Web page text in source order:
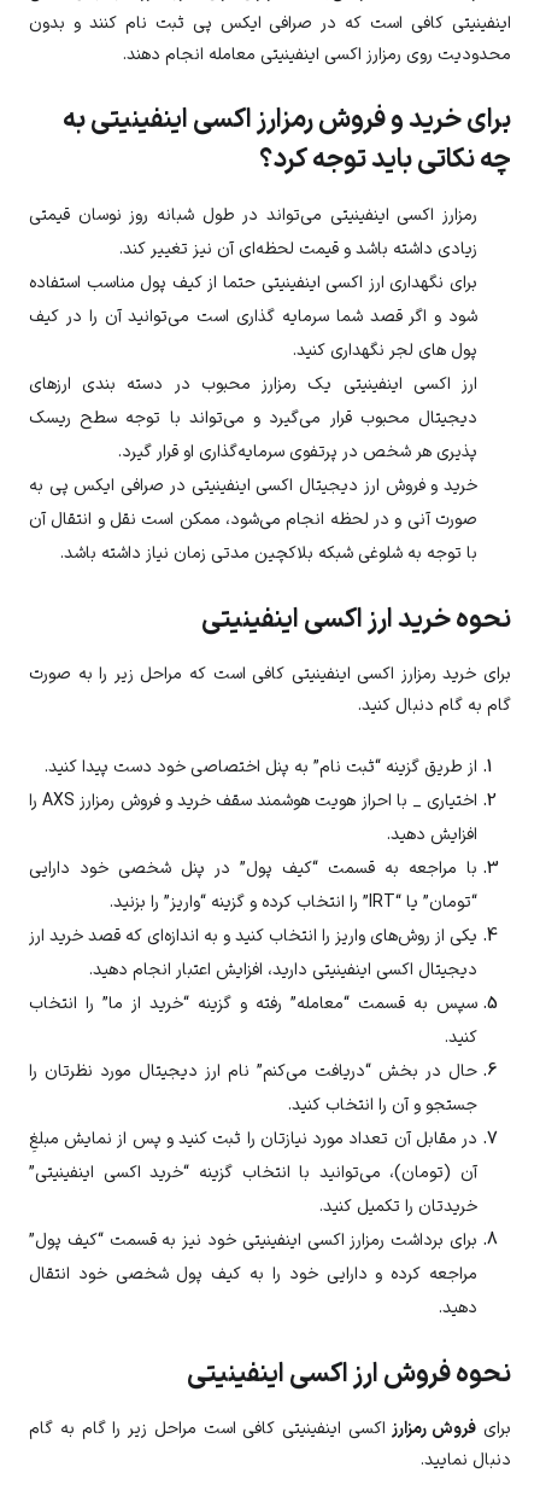
اینفینیتی کافی است که در صرافی ایکس پی ثبت نام کنند و بدون
محدودیت روی رمزارز اکسی اینفینیتی معامله انجام دهند.
برای خرید و فروش رمزارز اکسی اینفینیتی به
چه نکاتی باید توجه کرد؟
رمزارز اکسی اینفینیتی می‌تواند در طول شبانه روز نوسان قیمتی
زیادی داشته باشد و قیمت لحظه‌ای آن نیز تغییر کند.
برای نگهداری ارز اکسی اینفینیتی حتما از کیف پول مناسب استفاده
شود و اگر قصد شما سرمایه گذاری است می‌توانید آن را در کیف
پول های لجر نگهداری کنید.
ارز اکسی اینفینیتی یک رمزارز محبوب در دسته بندی ارزهای
دیجیتال محبوب قرار می‌گیرد و می‌تواند با توجه سطح ریسک
پذیری هر شخص در پرتفوی سرمایه‌گذاری او قرار گیرد.
خرید و فروش ارز دیجیتال اکسی اینفینیتی در صرافی ایکس پی به
صورت آنی و در لحظه انجام می‌شود، ممکن است نقل و انتقال آن
با توجه به شلوغی شبکه بلاکچین مدتی زمان نیاز داشته باشد.
نحوه خرید ارز اکسی اینفینیتی
برای خرید رمزارز اکسی اینفینیتی کافی است که مراحل زیر را به صورت
گام به گام دنبال کنید.
از طریق گزینه “ثبت نام” به پنل اختصاصی خود دست پیدا کنید.
اختیاری _ با احراز هویت هوشمند سقف خرید و فروش رمزارز AXSرا
افزایش دهید.
با مراجعه به قسمت “کیف پول” در پنل شخصی خود دارایی
“تومان” یا “IRT” را انتخاب کرده و گزینه “واریز” را بزنید.
یکی از روش‌های واریز را انتخاب کنید و به اندازه‌ای که قصد خرید ارز
دیجیتال اکسی اینفینیتی دارید، افزایش اعتبار انجام دهید.
سپس به قسمت “معامله” رفته و گزینه “خرید از ما” را انتخاب
کنید.
حال در بخش “دریافت می‌کنم” نام ارز دیجیتال مورد نظرتان را
جستجو و آن را انتخاب کنید.
در مقابل آن تعداد مورد نیازتان را ثبت کنید و پس از نمایش مبلغِ
آن (تومان)، می‌توانید با انتخاب گزینه “خرید اکسی اینفینیتی”
خریدتان را تکمیل کنید.
برای برداشت رمزارز اکسی اینفینیتی خود نیز به قسمت “کیف پول”
مراجعه کرده و دارایی خود را به کیف پول شخصی خود انتقال
دهید.
نحوه فروش ارز اکسی اینفینیتی
برای فروش رمزارز اکسی اینفینیتی کافی است مراحل زیر را گام به گام
دنبال نمایید.